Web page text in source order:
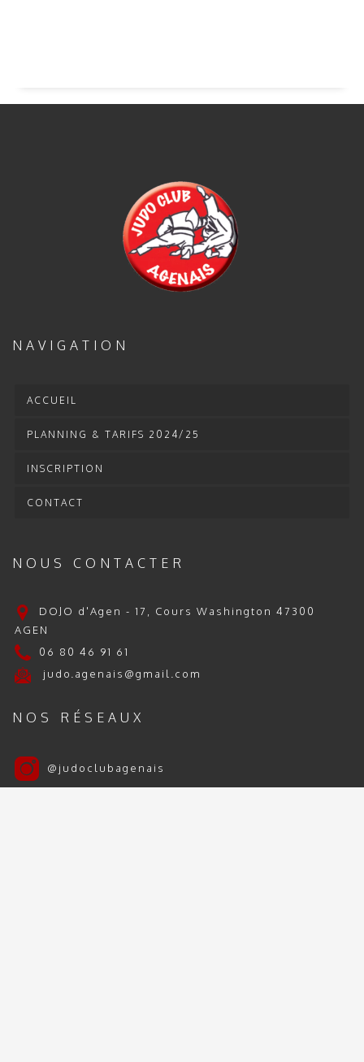
NOUS CONTACTER
DOJO d'Agen - 17, Cours Washington 47300
AGEN
06 80 46 91 61
judo.agenais@gmail.com
NAVIGATION
ACCUEIL
PLANNING & TARIFS 2024/25
INSCRIPTION
CONTACT
NOS RÉSEAUX
@judoclubagenais